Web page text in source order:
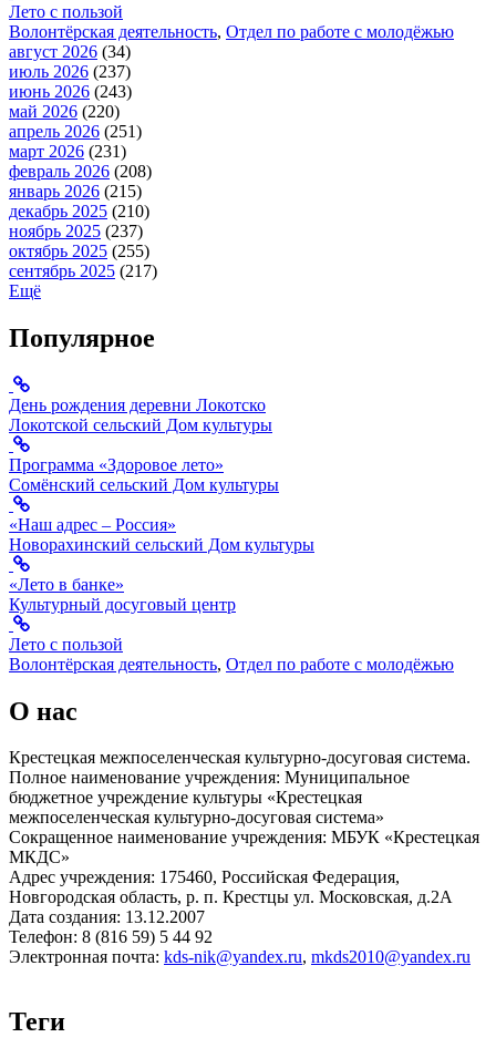
Лето с пользой
Волонтёрская деятельность, Отдел по работе с молодёжью
август 2026 (34)
июль 2026 (237)
июнь 2026 (243)
май 2026 (220)
апрель 2026 (251)
март 2026 (231)
февраль 2026 (208)
январь 2026 (215)
декабрь 2025 (210)
ноябрь 2025 (237)
октябрь 2025 (255)
сентябрь 2025 (217)
Ещё
Популярное
День рождения деревни Локотско
Локотской сельский Дом культуры
Программа «Здоровое лето»
Сомёнский сельский Дом культуры
«Наш адрес – Россия»
Новорахинский сельский Дом культуры
«Лето в банке»
Культурный досуговый центр
Лето с пользой
Волонтёрская деятельность, Отдел по работе с молодёжью
О нас
Крестецкая межпоселенческая культурно-досуговая система.
Полное наименование учреждения: Муниципальное
бюджетное учреждение культуры «Крестецкая
межпоселенческая культурно-досуговая система»
Сокращенное наименование учреждения: МБУК «Крестецкая
МКДС»
Адрес учреждения: 175460, Российская Федерация,
Новгородская область, р. п. Крестцы ул. Московская, д.2А
Дата создания: 13.12.2007
Телефон: 8 (816 59) 5 44 92
Электронная почта: kds-nik@yandex.ru, mkds2010@yandex.ru
Теги